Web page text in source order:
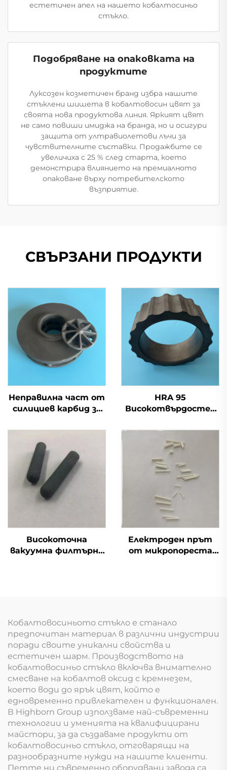
естетичен апел на нашето кобалтосиньо
стъкло.
Подобряване на опаковката на
продуктите
Луксозен козметичен бранд избра нашите
стъклени шишета в кобалтовосин цвят за
своята нова продуктова линия. Яркият цвят
не само повиши имиджа на бранда, но и осигури
защита от ултравиолетови лъчи за
чувствителните съставки. Продажбите се
увеличиха с 25 % след старта, което
демонстрира влиянието на премиалното
опаковане върху потребителското
възприятие.
СВЪРЗАНИ ПРОДУКТИ
Неправилна част от
силициев карбид за
уплътнения и
компоненти на
помпи
HRA 95
Високотвърдостен
силициев карбиден
бушинг
Високоточна
вакуумна филтърна
Електроден прът
от микропореста
Кобалтовосиньото стъкло е станало
предпочитан материал в различни индустрии
поради своите уникални свойства и
естетичен шарм. Производството на
кобалтовосиньо стъкло включва внимателно
смесване на кобалтов оксид с кремнезем,
което води до ярък цвят, който е
едновременно привлекателен и функционален.
В Highborn Group използваме най-съвременни
технологии и уменията на квалифицирани
майстори, за да създаваме продукти от
кобалтовосиньо стъкло, отговарящи на
разнообразните нужди на нашите клиенти.
Петте ни съвременно оборудвани завода са